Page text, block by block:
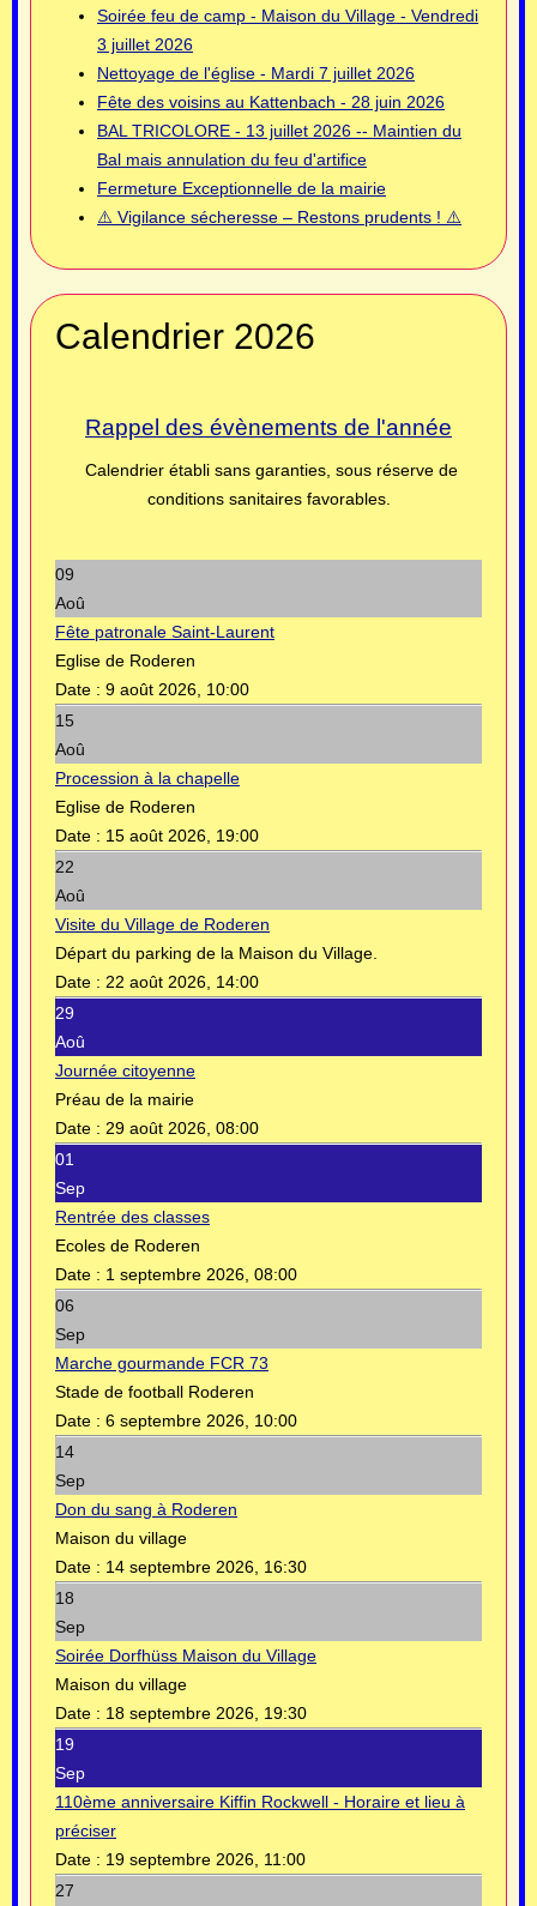
Soirée feu de camp - Maison du Village - Vendredi
3 juillet 2026
Nettoyage de l'église - Mardi 7 juillet 2026
Fête des voisins au Kattenbach - 28 juin 2026
BAL TRICOLORE - 13 juillet 2026 -- Maintien du
Bal mais annulation du feu d'artifice
Fermeture Exceptionnelle de la mairie
⚠️ Vigilance sécheresse – Restons prudents ! ⚠️
Calendrier 2026
Rappel des évènements de l'année
Calendrier établi sans garanties, sous réserve de
conditions sanitaires favorables.
09
Aoû
Fête patronale Saint-Laurent
Eglise de Roderen
Date : 9 août 2026, 10:00
15
Aoû
Procession à la chapelle
Eglise de Roderen
Date : 15 août 2026, 19:00
22
Aoû
Visite du Village de Roderen
Départ du parking de la Maison du Village.
Date : 22 août 2026, 14:00
29
Aoû
Journée citoyenne
Préau de la mairie
Date : 29 août 2026, 08:00
01
Sep
Rentrée des classes
Ecoles de Roderen
Date : 1 septembre 2026, 08:00
06
Sep
Marche gourmande FCR 73
Stade de football Roderen
Date : 6 septembre 2026, 10:00
14
Sep
Don du sang à Roderen
Maison du village
Date : 14 septembre 2026, 16:30
18
Sep
Soirée Dorfhüss Maison du Village
Maison du village
Date : 18 septembre 2026, 19:30
19
Sep
110ème anniversaire Kiffin Rockwell - Horaire et lieu à
préciser
Date : 19 septembre 2026, 11:00
27